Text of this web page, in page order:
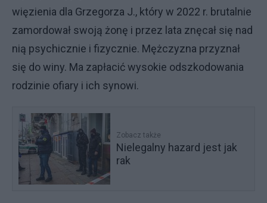
więzienia dla Grzegorza J., który w 2022 r. brutalnie
zamordował swoją żonę i przez lata znęcał się nad
nią psychicznie i fizycznie. Mężczyzna przyznał
się do winy. Ma zapłacić wysokie odszkodowania
rodzinie ofiary i ich synowi.
Zobacz także
Nielegalny hazard jest jak
rak